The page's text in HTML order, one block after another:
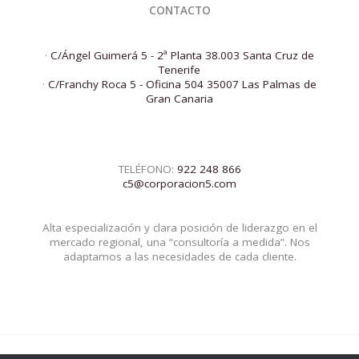
CONTACTO
· C/Ángel Guimerá 5 - 2ª Planta 38.003 Santa Cruz de
Tenerife
· C/Franchy Roca 5 - Oficina 504 35007 Las Palmas de
Gran Canaria
TELÉFONO: 922 248 866
c5@corporacion5.com
Alta especialización y clara posición de liderazgo en el
mercado regional, una “consultoría a medida”. Nos
adaptamos a las necesidades de cada cliente.